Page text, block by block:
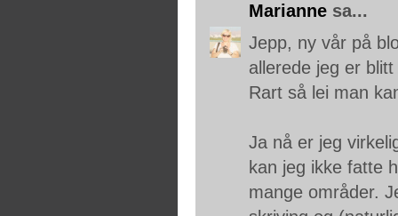
Marianne sa...
Jepp, ny vår på
allerede jeg er
Rart så lei man
Ja nå er jeg
kan jeg ikke fatte
mange områder.